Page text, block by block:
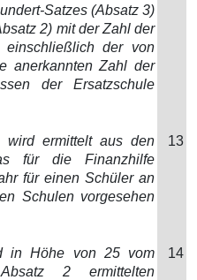
Satzes (Absatz 3)
2) mit der Zahl der
einschließlich der von
anerkannten Zahl der
der Ersatzschule
wird ermittelt aus den
für die Finanzhilfe
für einen Schüler an
Schulen vorgesehen
13
in Höhe von 25 vom
2 ermittelten
14